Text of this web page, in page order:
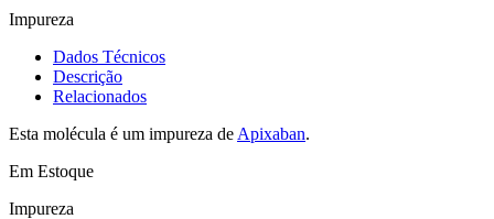
Impureza
Dados Técnicos
Descrição
Relacionados
Esta molécula é um impureza de Apixaban.
Em Estoque
Impureza